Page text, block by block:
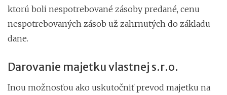
ktorú boli nespotrebované zásoby predané, cenu
nespotrebovaných zásob už zahrnutých do základu
dane.
Darovanie majetku vlastnej s.r.o.
Inou možnosťou ako uskutočniť prevod majetku na